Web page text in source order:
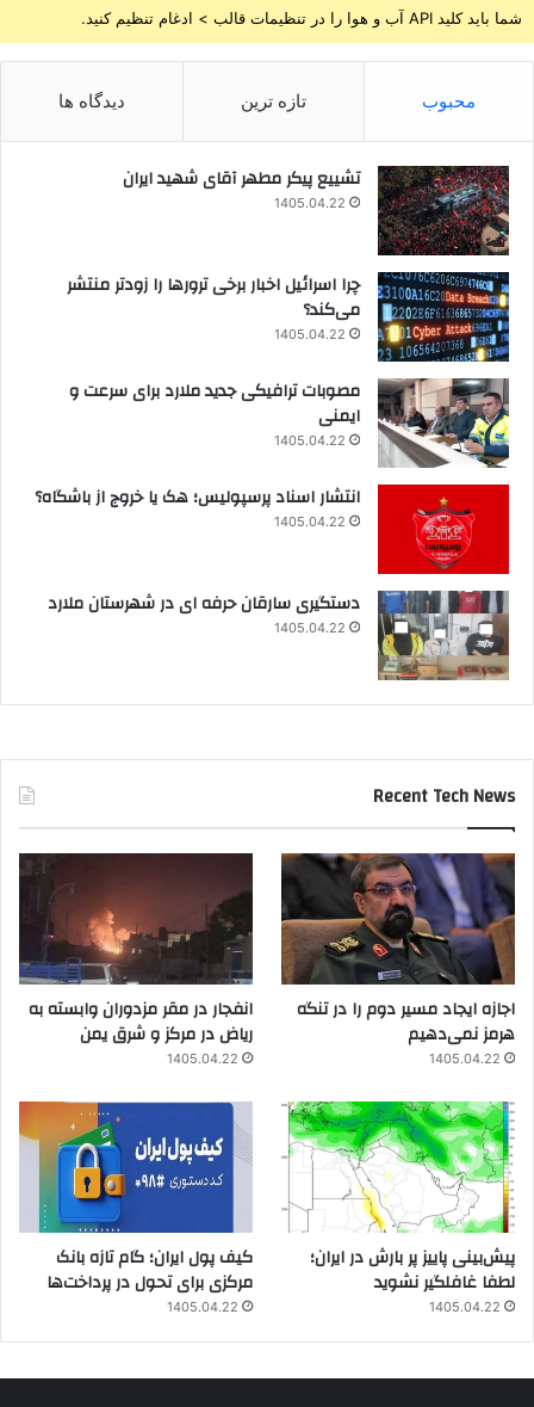
شما باید کلید API آب و هوا را در تنظیمات قالب > ادغام تنظیم کنید.
محبوب تازه ترین دیدگاه ها
تشییع پیکر مطهر آقای شهید ایران
1405.04.22
چرا اسرائیل اخبار برخی ترورها را زودتر منتشر
می‌کند؟
1405.04.22
مصوبات ترافیکی جدید ملارد برای سرعت و
ایمنی
1405.04.22
انتشار اسناد پرسپولیس؛ هک یا خروج از باشگاه؟
1405.04.22
دستگیری سارقان حرفه ای در شهرستان ملارد
1405.04.22
Recent Tech News
اجازه ایجاد مسیر دوم را در تنگه
هرمز نمی‌دهیم
1405.04.22
انفجار در مقر مزدوران وابسته به
ریاض در مرکز و شرق یمن
1405.04.22
پیش‌بینی پاییز پر بارش در ایران؛
لطفا غافلگیر نشوید
1405.04.22
کیف پول ایران؛ گام تازه بانک
مرکزی برای تحول در پرداخت‌ها
1405.04.22